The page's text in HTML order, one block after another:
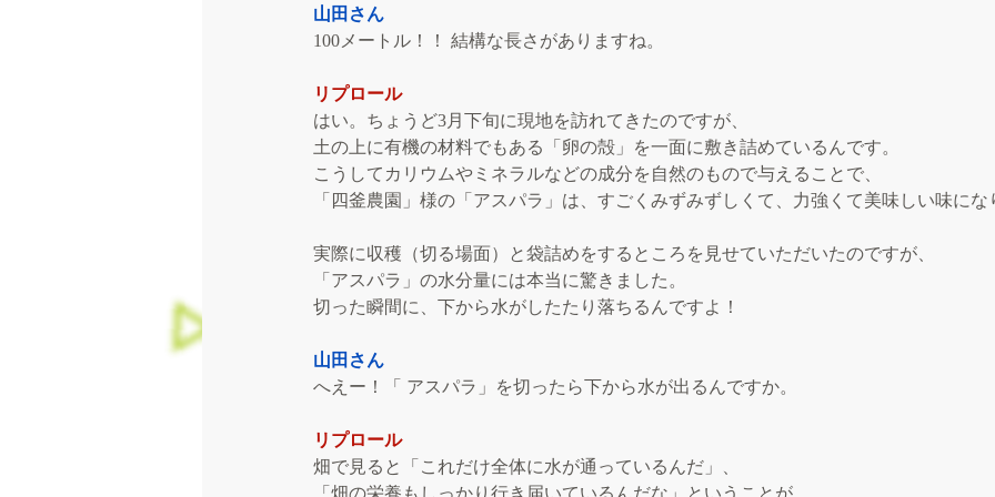
山田さん
100メートル！！ 結構な長さがありますね。
リプロール
はい。ちょうど3月下旬に現地を訪れてきたのですが、
土の上に有機の材料でもある「卵の殻」を一面に敷き詰めているんです。
こうしてカリウムやミネラルなどの成分を自然のもので与えることで、
「四釜農園」様の「アスパラ」は、すごくみずみずしくて、力強くて美味しい味にな
実際に収穫（切る場面）と袋詰めをするところを見せていただいたのですが、
「アスパラ」の水分量には本当に驚きました。
切った瞬間に、下から水がしたたり落ちるんですよ！
山田さん
へえー！「 アスパラ」を切ったら下から水が出るんですか。
リプロール
畑で見ると「これだけ全体に水が通っているんだ」、
「畑の栄養もしっかり行き届いているんだな」ということが、